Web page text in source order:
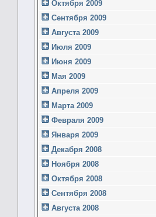
Октября 2009
Сентября 2009
Августа 2009
Июля 2009
Июня 2009
Мая 2009
Апреля 2009
Марта 2009
Февраля 2009
Января 2009
Декабря 2008
Ноября 2008
Октября 2008
Сентября 2008
Августа 2008